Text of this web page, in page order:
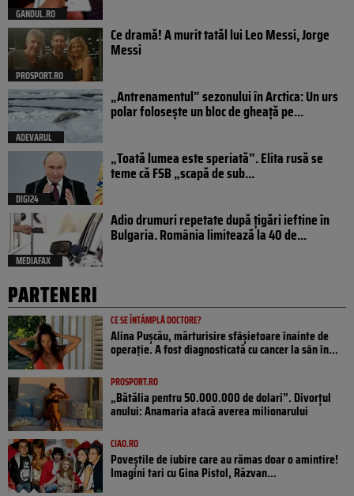
GANDUL.RO
PROSPORT.RO
Ce dramă! A murit tatăl lui Leo Messi, Jorge
Messi
ADEVARUL
„Antrenamentul” sezonului în Arctica: Un urs
polar folosește un bloc de gheață pe...
DIGI24
„Toată lumea este speriată”. Elita rusă se
teme că FSB „scapă de sub...
MEDIAFAX
Adio drumuri repetate după țigări ieftine în
Bulgaria. România limitează la 40 de...
PARTENERI
CE SE ÎNTÂMPLĂ DOCTORE?
Alina Pușcău, mărturisire sfâșietoare înainte de
operație. A fost diagnosticată cu cancer la sân în...
PROSPORT.RO
„Bătălia pentru 50.000.000 de dolari”. Divorțul
anului: Anamaria atacă averea milionarului
CIAO.RO
Poveştile de iubire care au rămas doar o amintire!
Imagini tari cu Gina Pistol, Răzvan...